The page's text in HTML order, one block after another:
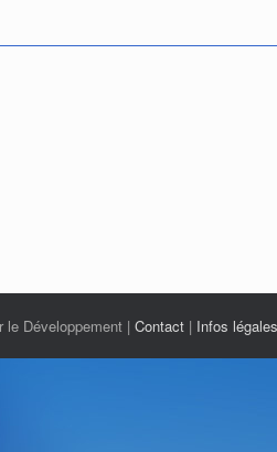
Développement | Contact| Infos légales